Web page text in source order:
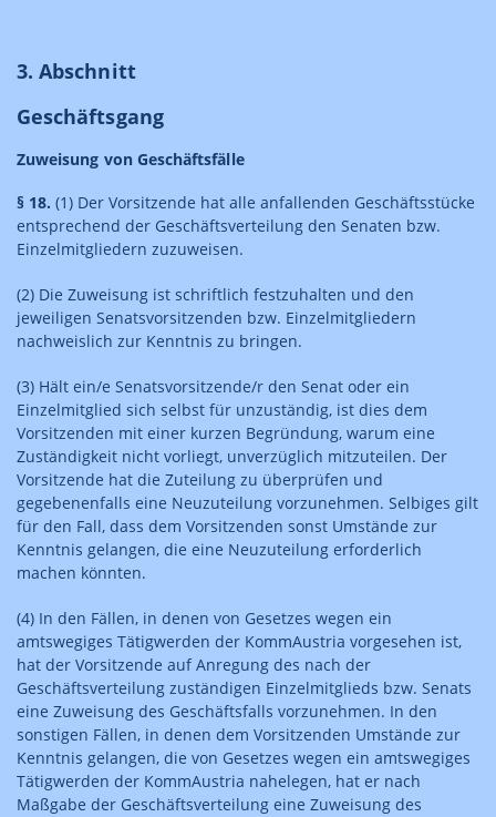
3. Abschnitt
Geschäftsgang
Zuweisung von Geschäftsfälle
§ 18. (1) Der Vorsitzende hat alle anfallenden Geschäftsstücke
entsprechend der Geschäftsverteilung den Senaten bzw.
Einzelmitgliedern zuzuweisen.
(2) Die Zuweisung ist schriftlich festzuhalten und den
jeweiligen Senatsvorsitzenden bzw. Einzelmitgliedern
nachweislich zur Kenntnis zu bringen.
(3) Hält ein/e Senatsvorsitzende/r den Senat oder ein
Einzelmitglied sich selbst für unzuständig, ist dies dem
Vorsitzenden mit einer kurzen Begründung, warum eine
Zuständigkeit nicht vorliegt, unverzüglich mitzuteilen. Der
Vorsitzende hat die Zuteilung zu überprüfen und
gegebenenfalls eine Neuzuteilung vorzunehmen. Selbiges gilt
für den Fall, dass dem Vorsitzenden sonst Umstände zur
Kenntnis gelangen, die eine Neuzuteilung erforderlich
machen könnten.
(4) In den Fällen, in denen von Gesetzes wegen ein
amtswegiges Tätigwerden der KommAustria vorgesehen ist,
hat der Vorsitzende auf Anregung des nach der
Geschäftsverteilung zuständigen Einzelmitglieds bzw. Senats
eine Zuweisung des Geschäftsfalls vorzunehmen. In den
sonstigen Fällen, in denen dem Vorsitzenden Umstände zur
Kenntnis gelangen, die von Gesetzes wegen ein amtswegiges
Tätigwerden der KommAustria nahelegen, hat er nach
Maßgabe der Geschäftsverteilung eine Zuweisung des